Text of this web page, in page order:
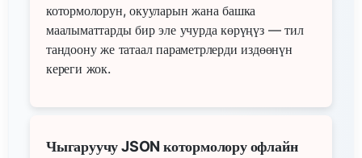
котормолорун, окууларын жана башка
маалыматтарды бир эле учурда көрүңүз — тил
тандоону же татаал параметрлерди издөөнүн
кереги жок.
Чыгаруучу JSON котормолору офлайн